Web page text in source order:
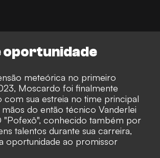
oportunidade
meteórica no primeiro
Moscardo foi finalmente
com sua estreia no time principal
do então técnico Vanderlei
"Pofexô", conhecido também por
talentos durante sua carreira,
oportunidade ao promissor